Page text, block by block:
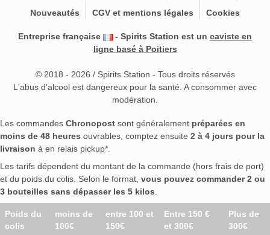
Nouveautés
CGV et mentions légales Cookies
Entreprise française - Spirits Station est un caviste en
ligne basé à Poitiers
© 2018 - 2026 / Spirits Station - Tous droits réservés
L'abus d'alcool est dangereux pour la santé. A consommer avec
modération.
Les commandes Chronopost sont généralement préparées en
moins de 48 heures ouvrables, comptez ensuite 2 à 4 jours pour la
livraison à en relais pickup*.
Les tarifs dépendent du montant de la commande (hors frais de port)
et du poids du colis. Selon le format, vous pouvez commander 2 ou
3 bouteilles sans dépasser les 5 kilos
Poids du
colis
moins de
100€
entre 100 et
150€
Entre 150 €
et 300€
Plus de
300€